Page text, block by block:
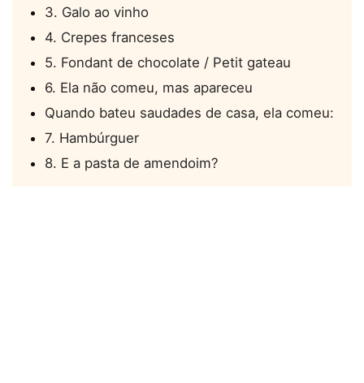
3. Galo ao vinho
4. Crepes franceses
5. Fondant de chocolate / Petit gateau
6. Ela não comeu, mas apareceu
Quando bateu saudades de casa, ela comeu:
7. Hambúrguer
8. E a pasta de amendoim?